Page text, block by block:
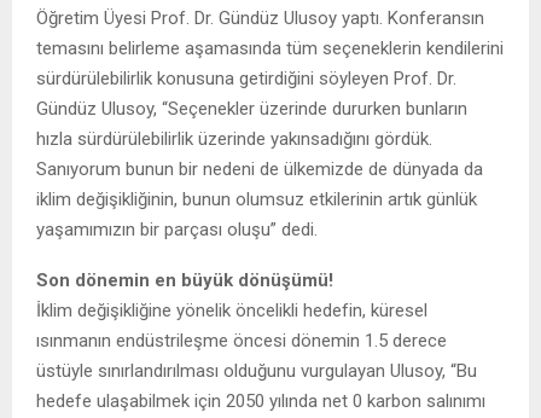
Öğretim Üyesi Prof. Dr. Gündüz Ulusoy yaptı. Konferansın
temasını belirleme aşamasında tüm seçeneklerin kendilerini
sürdürülebilirlik konusuna getirdiğini söyleyen Prof. Dr.
Gündüz Ulusoy, “Seçenekler üzerinde dururken bunların
hızla sürdürülebilirlik üzerinde yakınsadığını gördük.
Sanıyorum bunun bir nedeni de ülkemizde de dünyada da
iklim değişikliğinin, bunun olumsuz etkilerinin artık günlük
yaşamımızın bir parçası oluşu” dedi.
Son dönemin en büyük dönüşümü!
İklim değişikliğine yönelik öncelikli hedefin, küresel
ısınmanın endüstrileşme öncesi dönemin 1.5 derece
üstüyle sınırlandırılması olduğunu vurgulayan Ulusoy, “Bu
hedefe ulaşabilmek için 2050 yılında net 0 karbon salınımı